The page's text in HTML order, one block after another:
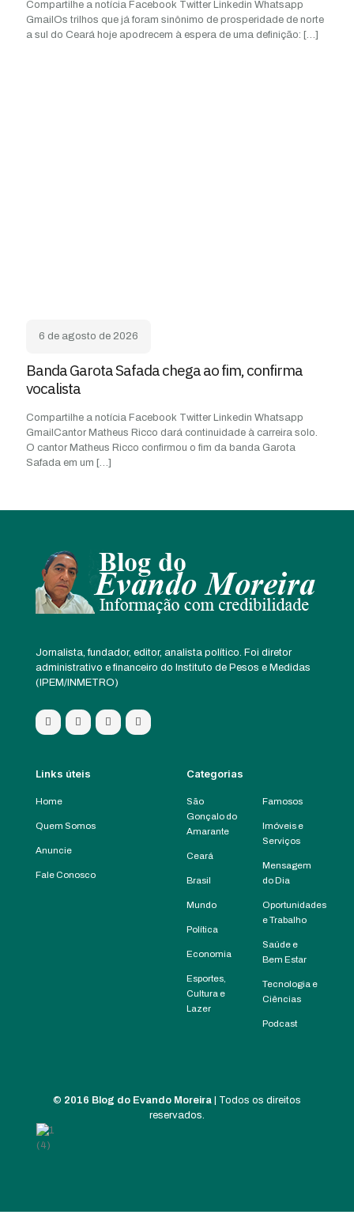
Compartilhe a notícia Facebook Twitter Linkedin Whatsapp
GmailOs trilhos que já foram sinônimo de prosperidade de norte
a sul do Ceará hoje apodrecem à espera de uma definição: […]
6 de agosto de 2026
Banda Garota Safada chega ao fim, confirma
vocalista
Compartilhe a notícia Facebook Twitter Linkedin Whatsapp
GmailCantor Matheus Ricco dará continuidade à carreira solo.
O cantor Matheus Ricco confirmou o fim da banda Garota
Safada em um […]
Jornalista, fundador, editor, analista político. Foi diretor
administrativo e financeiro do Instituto de Pesos e Medidas
(IPEM/INMETRO)
Links úteis
Home
Quem Somos
Anuncie
Fale Conosco
Categorias
São
Gonçalo do
Amarante
Ceará
Brasil
Mundo
Política
Economia
Esportes,
Cultura e
Lazer
Famosos
Imóveis e
Serviços
Mensagem
do Dia
Oportunidades
e Trabalho
Saúde e
Bem Estar
Tecnologia e
Ciências
Podcast
© 2016 Blog do Evando Moreira | Todos os direitos
reservados.